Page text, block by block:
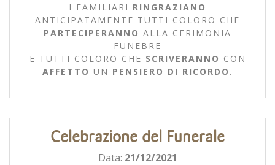
I FAMILIARI RINGRAZIANO
ANTICIPATAMENTE TUTTI COLORO CHE
PARTECIPERANNO ALLA CERIMONIA
FUNEBRE
E TUTTI COLORO CHE SCRIVERANNO CON
AFFETTO UN PENSIERO DI RICORDO .
Celebrazione del Funerale
Data: 21/12/2021